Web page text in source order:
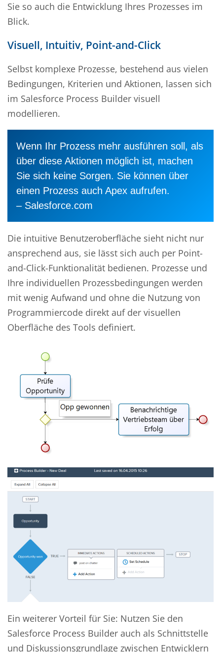
Sie so auch die Entwicklung Ihres Prozesses im
Blick.
Visuell, Intuitiv, Point-and-Click
Selbst komplexe Prozesse, bestehend aus vielen
Bedingungen, Kriterien und Aktionen, lassen sich
im Salesforce Process Builder visuell
modellieren.
Wenn Ihr Prozess mehr ausführen soll, als
über diese Aktionen möglich ist, machen
Sie sich keine Sorgen. Sie können über
einen Prozess auch Apex aufrufen.
– Salesforce.com
Die intuitive Benutzeroberfläche sieht nicht nur
ansprechend aus, sie lässt sich auch per Point-
and-Click-Funktionalität bedienen. Prozesse und
Ihre individuellen Prozessbedingungen werden
mit wenig Aufwand und ohne die Nutzung von
Programmiercode direkt auf der visuellen
Oberfläche des Tools definiert.
Ein weiterer Vorteil für Sie: Nutzen Sie den
Salesforce Process Builder auch als Schnittstelle
und Diskussionsgrundlage zwischen Entwicklern